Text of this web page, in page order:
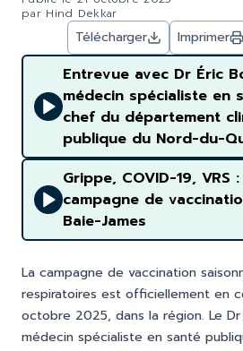
par Hind Dekkar
Télécharger Imprimer
Entrevue avec Dr Éric
médecin spécialiste en
chef du département
publique du Nord-du-
Grippe, COVID-19, VRS
campagne de
Baie-James
La campagne de vaccination
respiratoires est officiellement en
octobre 2025, dans la région. Le Dr
médecin spécialiste en santé